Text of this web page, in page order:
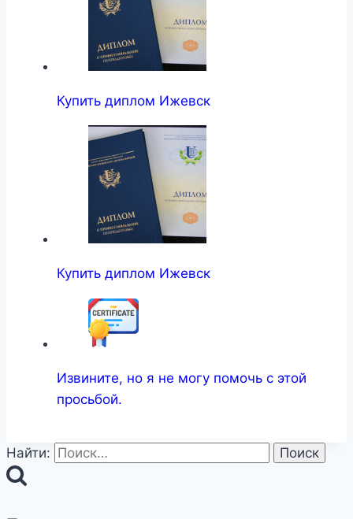
Купить диплом Ижевск
Купить диплом Ижевск
Извините, но я не могу помочь с этой
просьбой.
Найти: